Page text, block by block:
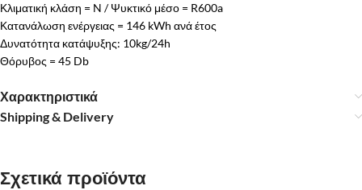
Κλιματική κλάση = N / Ψυκτικό μέσο = R600a
Κατανάλωση ενέργειας = 146 kWh ανά έτος
Δυνατότητα κατάψυξης: 10kg/24h
Θόρυβος = 45 Db
Χαρακτηριστικά
Shipping & Delivery
Σχετικά προϊόντα